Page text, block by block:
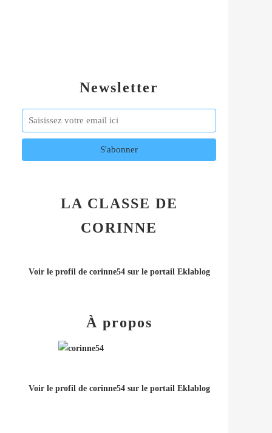
Newsletter
LA CLASSE DE
CORINNE
Voir le profil de corinne54sur le portail Eklablog
À propos
Voir le profil de corinne54sur le portail Eklablog